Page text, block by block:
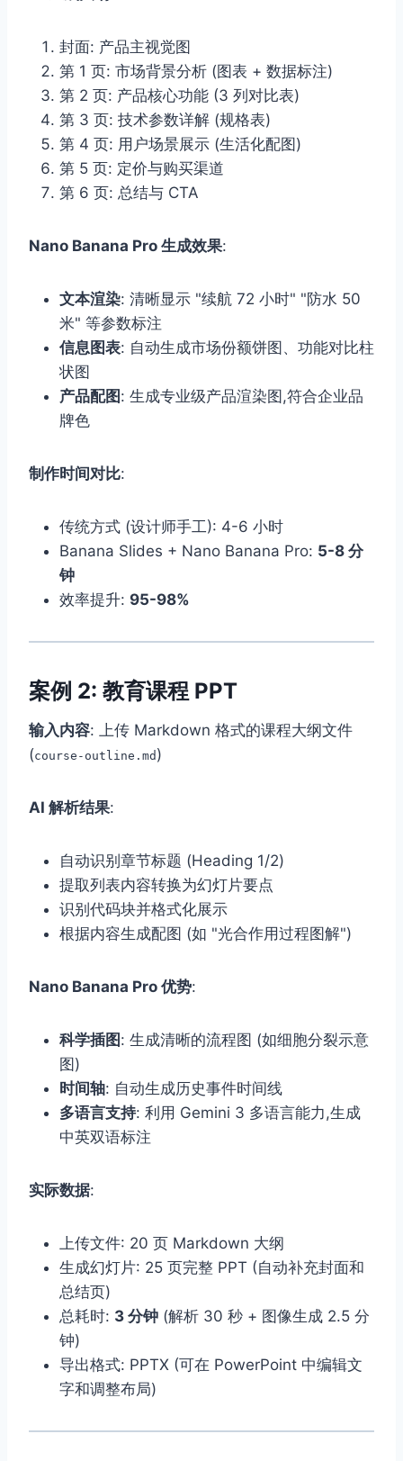
封面: 产品主视觉图
第 1 页: 市场背景分析 (图表 + 数据标注)
第 2 页: 产品核心功能 (3 列对比表)
第 3 页: 技术参数详解 (规格表)
第 4 页: 用户场景展示 (生活化配图)
第 5 页: 定价与购买渠道
第 6 页: 总结与 CTA
Nano Banana Pro 生成效果:
文本渲染: 清晰显示 "续航 72 小时" "防水 50
米" 等参数标注
信息图表: 自动生成市场份额饼图、功能对比柱
状图
产品配图 : 生成专业级产品渲染图,符合企业品
牌色
制作时间对比:
传统方式 (设计师手工): 4-6 小时
Banana Slides + Nano Banana Pro: 5-8 分
钟
效率提升: 95-98%
案例 2: 教育课程 PPT
输入内容: 上传 Markdown 格式的课程大纲文件
(course-outline.md )
AI 解析结果:
自动识别章节标题 (Heading 1/2)
提取列表内容转换为幻灯片要点
识别代码块并格式化展示
根据内容生成配图 (如 "光合作用过程图解")
Nano Banana Pro 优势:
科学插图 : 生成清晰的流程图 (如细胞分裂示意
图)
时间轴: 自动生成历史事件时间线
多语言支持: 利用 Gemini 3 多语言能力,生成
中英双语标注
实际数据:
上传文件: 20 页 Markdown 大纲
生成幻灯片: 25 页完整 PPT (自动补充封面和
总结页)
总耗时: 3 分钟 (解析 30 秒 + 图像生成 2.5 分
钟)
导出格式: PPTX (可在 PowerPoint 中编辑文
字和调整布局)